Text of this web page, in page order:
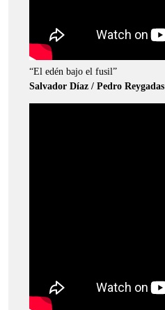
“El edén bajo el fusil”
Salvador Díaz / Pedro Reygadas